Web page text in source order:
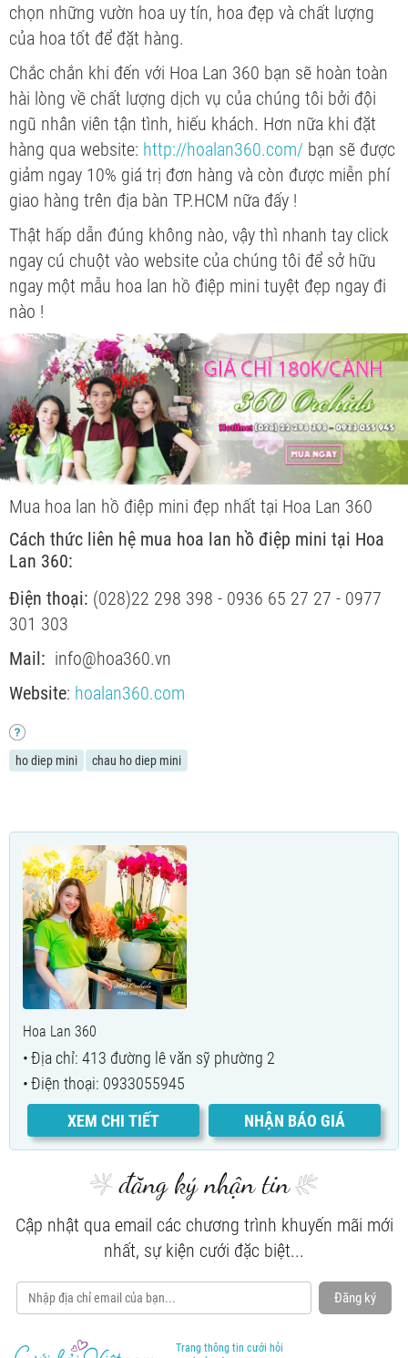
chọn những vườn hoa uy tín, hoa đẹp và chất lượng
của hoa tốt để đặt hàng.
Chắc chắn khi đến với Hoa Lan 360 bạn sẽ hoàn toàn
hài lòng về chất lượng dịch vụ của chúng tôi bởi đội
ngũ nhân viên tận tình, hiếu khách. Hơn nữa khi đặt
hàng qua website: http://hoalan360.com/ bạn sẽ được
giảm ngay 10% giá trị đơn hàng và còn được miễn phí
giao hàng trên địa bàn TP.HCM nữa đấy !
Thật hấp dẫn đúng không nào, vậy thì nhanh tay click
ngay cú chuột vào website của chúng tôi để sở hữu
ngay một mẫu hoa lan hồ điệp mini tuyệt đẹp ngay đi
nào !
Mua hoa lan hồ điệp mini đẹp nhất tại Hoa Lan 360
Cách thức liên hệ mua hoa lan hồ điệp mini tại Hoa
Lan 360:
Điện thoại: (028)22 298 398 - 0936 65 27 27 - 0977
301 303
Mail: info@hoa360.vn
Website: hoalan360.com
ho diep mini chau ho diep mini
Hoa Lan 360
Địa chỉ: 413 đường lê văn sỹ phường 2
Điện thoại: 0933055945
XEM CHI TIẾT
NHẬN BÁO GIÁ
đăng ký nhận tin
Cập nhật qua email các chương trình khuyến mãi mới
nhất, sự kiện cưới đặc biệt...
Đăng ký
Trang thông tin cưới hỏi